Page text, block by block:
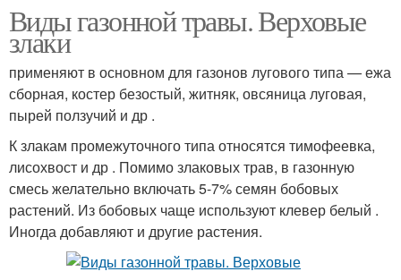
Виды газонной травы. Верховые
злаки
применяют в основном для газонов лугового типа — ежа
сборная, костер безостый, житняк, овсяница луговая,
пырей ползучий и др .
К злакам промежуточного типа относятся тимофеевка,
лисохвост и др . Помимо злаковых трав, в газонную
смесь желательно включать 5-7% семян бобовых
растений. Из бобовых чаще используют клевер белый .
Иногда добавляют и другие растения.